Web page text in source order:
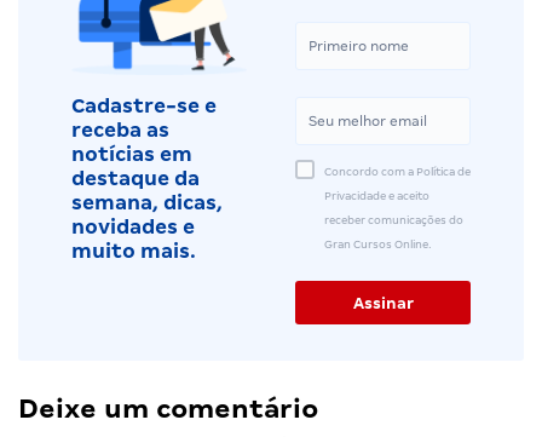
Cadastre-se e
receba as
notícias em
destaque da
semana, dicas,
novidades e
muito mais.
Concordo com a Política de
Privacidade e aceito
receber comunicações do
Gran Cursos Online.
Deixe um comentário